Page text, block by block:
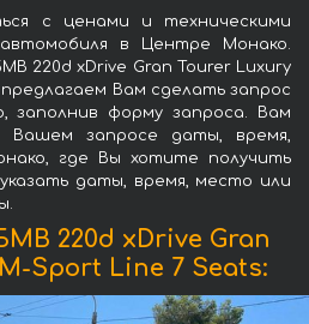
с ценами и техническими
в Центре Монако.
220d xDrive Gran Tourer Luxury
Вам сделать запрос
заполнив форму запроса. Вам
Вашем запросе даты, время,
где Вы хотите получить
даты, время, место или
220d xDrive Gran
Sport Line 7 Seats: